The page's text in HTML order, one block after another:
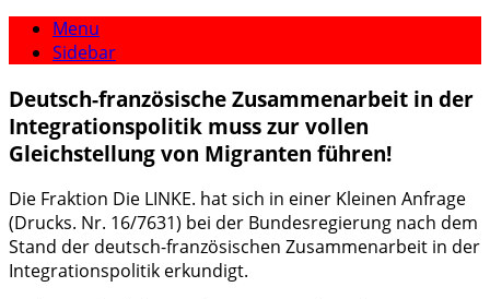
Menu
Sidebar
Deutsch-französische Zusammenarbeit in der
Integrationspolitik muss zur vollen
Gleichstellung von Migranten führen!
Die Fraktion Die LINKE. hat sich in einer Kleinen Anfrage
(Drucks. Nr. 16/7631) bei der Bundesregierung nach dem
Stand der deutsch-französischen Zusammenarbeit in der
Integrationspolitik erkundigt.